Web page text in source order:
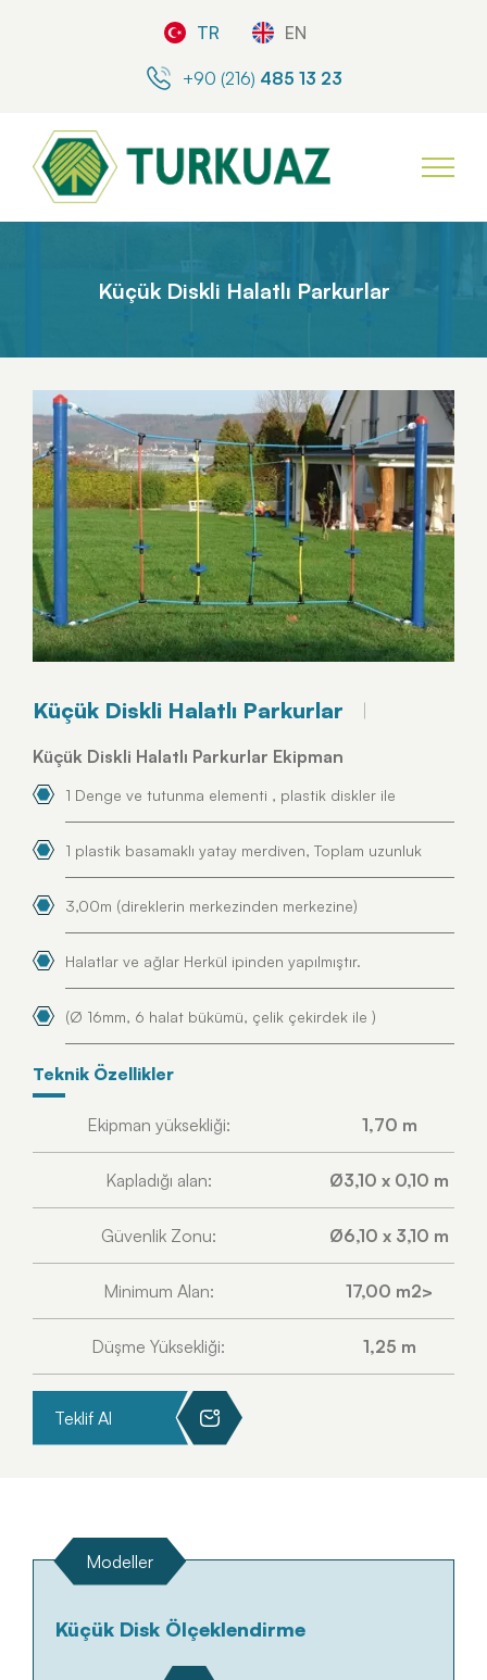
TR EN
+90 (216) 485 13 23
Küçük Diskli Halatlı Parkurlar
Küçük Diskli Halatlı Parkurlar
Küçük Diskli Halatlı Parkurlar Ekipman
1 Denge ve tutunma elementi , plastik diskler ile
1 plastik basamaklı yatay merdiven, Toplam uzunluk
3,00m (direklerin merkezinden merkezine)
Halatlar ve ağlar Herkül ipinden yapılmıştır.
(Ø 16mm, 6 halat bükümü, çelik çekirdek ile )
Teknik Özellikler
Ekipman yüksekliği: 1,70 m
Kapladığı alan: Ø3,10 x 0,10 m
Güvenlik Zonu: Ø6,10 x 3,10 m
Minimum Alan: 17,00 m2>
Düşme Yüksekliği: 1,25 m
Teklif Al
Modeller
Küçük Disk Ölçeklendirme